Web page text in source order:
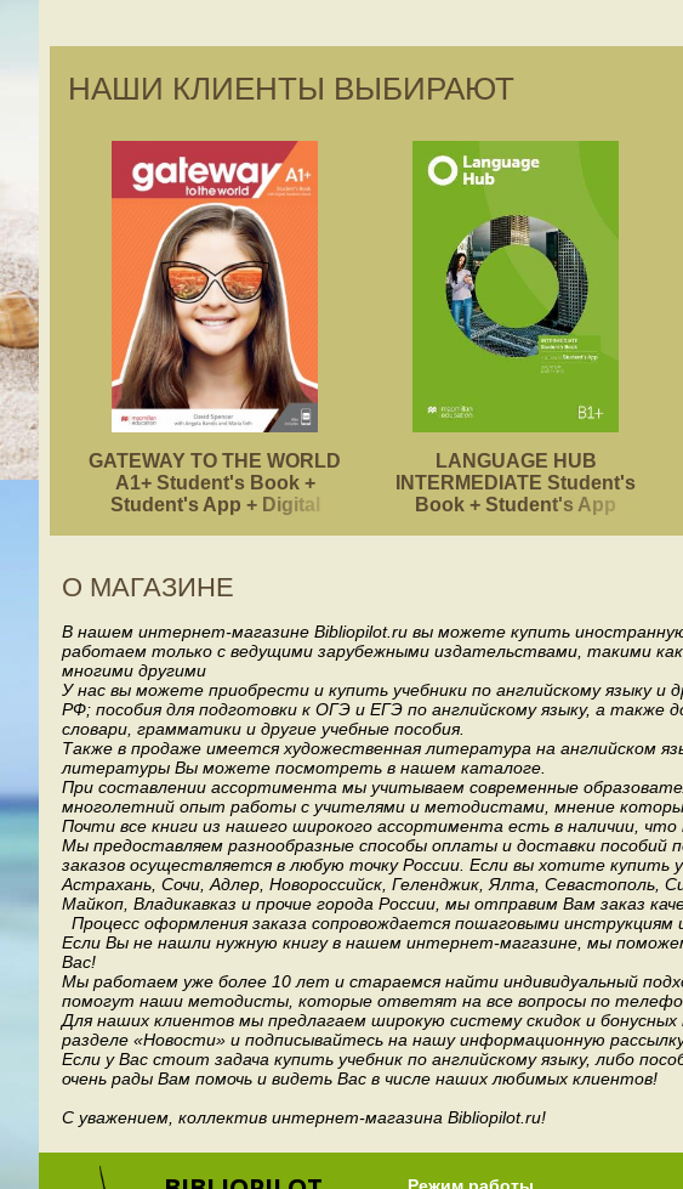
НАШИ КЛИЕНТЫ ВЫБИРАЮТ
GATEWAY TO THE WORLD
A1+ Student's Book +
Student's App + Digital
LANGUAGE HUB
INTERMEDIATE Student's
Book + Student's App
О МАГАЗИНЕ
В нашем интернет-магазине Bibliopilot.ru вы можете купить
работаем только с ведущими зарубежными издательствами, такими как
многими другими
У нас вы можете приобрести и купить учебники по английскому языку
РФ; пособия для подготовки к ОГЭ и ЕГЭ по английскому языку, а также
словари, грамматики и другие учебные пособия.
Также в продаже имеется художественная литература на английском
литературы Вы можете посмотреть в нашем каталоге.
При составлении ассортимента мы учитываем современные
многолетний опыт работы с учителями и методистами, мнение которых
Почти все книги из нашего широкого ассортимента есть в наличии,
Мы предоставляем разнообразные способы оплаты и доставки
заказов осуществляется в любую точку России. Если вы хотите купить
Астрахань, Сочи, Адлер, Новороссийск, Геленджик, Ялта, Севастополь,
Майкоп, Владикавказ и прочие города России, мы отправим Вам заказ
Процесс оформления заказа сопровождается пошаговыми
Если Вы не нашли нужную книгу в нашем интернет-магазине, мы
Вас!
Мы работаем уже более 10 лет и стараемся найти индивидуальный
помогут наши методисты, которые ответят на все вопросы по
Для наших клиентов мы предлагаем широкую систему скидок и
разделе «Новости» и подписывайтесь на нашу информационную
Если у Вас стоит задача купить учебник по английскому языку, либо
очень рады Вам помочь и видеть Вас в числе наших любимых клиентов!
С уважением, коллектив интернет-магазина Bibliopilot.ru!